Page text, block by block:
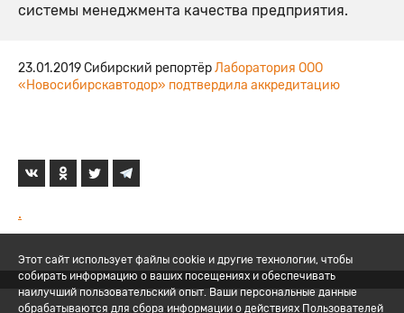
системы менеджмента качества предприятия.
23.01.2019 Сибирский репортёрЛаборатория ООО
«Новосибирскавтодор» подтвердила аккредитацию
.
Этот сайт использует файлы cookie и другие технологии, чтобы
собирать информацию о ваших посещениях и обеспечивать
наилучший пользовательский опыт. Ваши персональные данные
обрабатываются для сбора информации о действиях Пользователей